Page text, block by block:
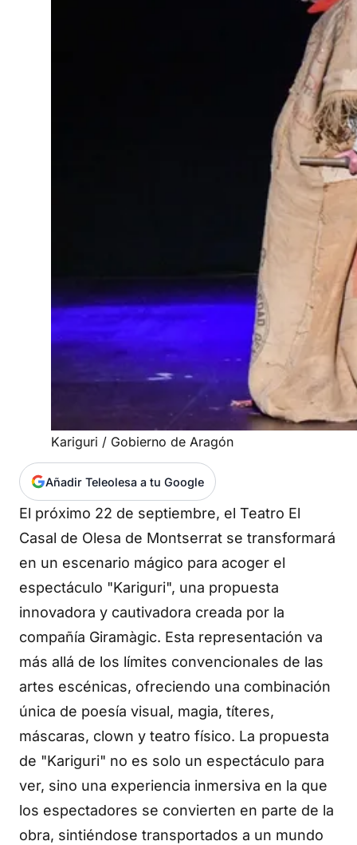
Kariguri / Gobierno de Aragón
Añadir Teleolesa a tu Google
El próximo 22 de septiembre, el Teatro El
Casal de Olesa de Montserrat se transformará
en un escenario mágico para acoger el
espectáculo "Kariguri", una propuesta
innovadora y cautivadora creada por la
compañía Giramàgic. Esta representación va
más allá de los límites convencionales de las
artes escénicas, ofreciendo una combinación
única de poesía visual, magia, títeres,
máscaras, clown y teatro físico. La propuesta
de "Kariguri" no es solo un espectáculo para
ver, sino una experiencia inmersiva en la que
los espectadores se convierten en parte de la
obra, sintiéndose transportados a un mundo